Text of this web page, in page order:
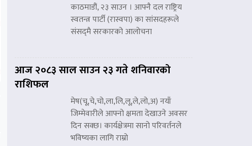
काठमाडौं, २३ साउन । आफ्नै दल राष्ट्रिय
स्वतन्त्र पार्टी (रास्वपा) का सांसदहरूले
संसद्‌मै सरकारको आलोचना
आज २०८३ साल साउन २३ गते शनिवारको
राशिफल
मेष(चू,चे,चो,ला,लि,लू,ले,लो,अ) नयाँ
जिम्मेवारीले आफ्नो क्षमता देखाउने अवसर
दिन सक्छ। कार्यक्षेत्रमा सानो परिवर्तनले
भविष्यका लागि राम्रो